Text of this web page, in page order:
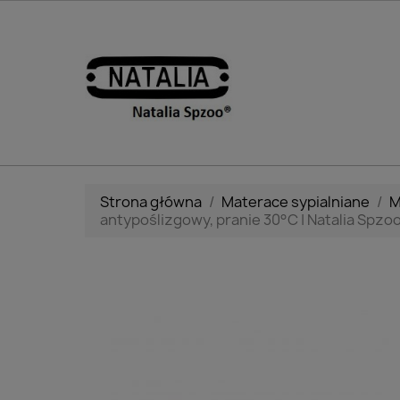
Strona główna Materace sypialniane
antypoślizgowy, pranie 30°C | Natalia